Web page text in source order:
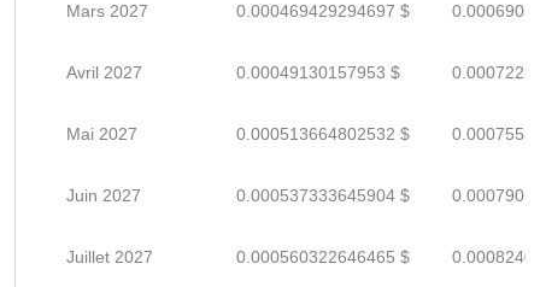
Mars 2027 0.000469429294697 $
Avril 2027 0.00049130157953 $
Mai 2027 0.000513664802532 $
Juin 2027 0.000537333645904 $
Juillet 2027 0.000560322646465 $